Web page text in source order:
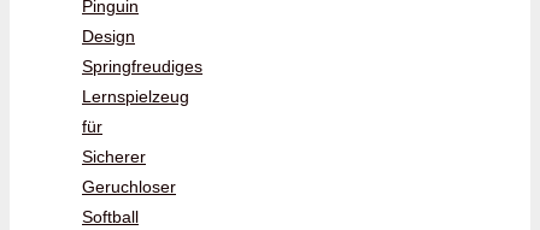
Pinguin
Design
Springfreudiges
Lernspielzeug
für
Sicherer
Geruchloser
Softball